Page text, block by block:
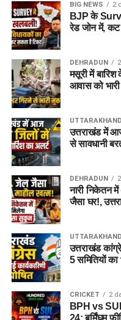
संभावनाएं देखी जा रही हैं।
और परिस्थितियां आलंबन गांव के
महिलाओं और
आलंबन गांव की यह योजना
कवायद नहीं है, बल्कि नारी
प्रति सोच में बदलाव की कोशिश
अगर यह योजना धरातल पर
परिवार जैसा माहौल, बेहतर
सकेगा। इससे बच्चों और
भी मदद मिलने की उम्मीद है।
BIG NEWS 2
BJP के
रेड जोन में,
DEHRADUN
मसूरी में बारिश
आवास को
उत्तराखंड में
से सावधानी
DEHRADUN
नारी निकेतन
जैसा घर!,
UTTARAKHAND
उत्तराखंड
5 समितियों का
CRICKET 2
BPH vs
24: बर्मिंघम